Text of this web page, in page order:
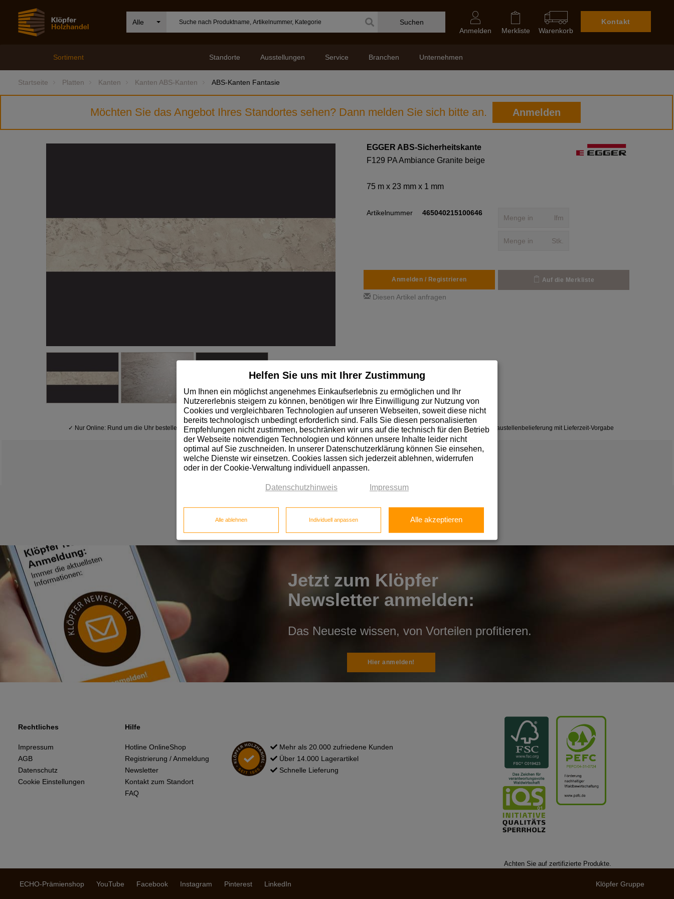
Alle Suchen
Kontakt
Warenkorb
Merkliste
Anmelden
Unternehmen
Branchen
Service
Ausstellungen
Standorte
Sortiment
Startseite Platten Kanten Kanten ABS-Kanten ABS-Kanten Fantasie
Möchten Sie das Angebot Ihres Standortes sehen? Dann melden Sie sich bitte an. Anmelden
EGGER ABS-Sicherheitskante
F129 PA Ambiance Granite beige
75 m x 23 mm x 1 mm
Artikelnummer 465040215100646
lfm
Stk.
Anmelden / Registrieren Auf die Merkliste
Diesen Artikel anfragen
✓ Nur Online: Rund um die Uhr bestellen ✓Über 14.000 schnell lieferbare Lagerartikel ✓ Baustellenbelieferung mit Lieferzeit-Vorgabe
Jetzt zum Klöpfer
Newsletter anmelden:
Das Neueste wissen, von Vorteilen profitieren.
Hier anmelden!
Rechtliches
Impressum
AGB
Datenschutz
Cookie Einstellungen
Hilfe
Hotline OnlineShop
Registrierung / Anmeldung
Newsletter
Kontakt zum Standort
FAQ
Mehr als 20.000 zufriedene Kunden
Über 14.000 Lagerartikel
Schnelle Lieferung
Achten Sie auf zertifizierte Produkte.
ECHO-Prämienshop YouTube Facebook Instagram Pinterest LinkedIn Klöpfer Gruppe
Helfen Sie uns mit Ihrer Zustimmung
Um Ihnen ein möglichst angenehmes Einkaufserlebnis zu ermöglichen und Ihr
Nutzererlebnis steigern zu können, benötigen wir Ihre Einwilligung zur Nutzung von
Cookies und vergleichbaren Technologien auf unseren Webseiten, soweit diese nicht
bereits technologisch unbedingt erforderlich sind. Falls Sie diesen personalisierten
Empfehlungen nicht zustimmen, beschränken wir uns auf die technisch für den Betrieb
der Webseite notwendigen Technologien und können unsere Inhalte leider nicht
optimal auf Sie zuschneiden. In unserer Datenschutzerklärung können Sie einsehen,
welche Dienste wir einsetzen. Cookies lassen sich jederzeit ablehnen, widerrufen
oder in der Cookie-Verwaltung individuell anpassen.
Datenschutzhinweis Impressum
Alle ablehnen Individuell anpassen Alle akzeptieren